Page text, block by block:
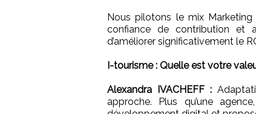
Nous pilotons le mix
confiance de contribution et
d’améliorer significativement le
I-tourisme : Quelle est votre
Alexandra IVACHEFF :
approche. Plus qu’une